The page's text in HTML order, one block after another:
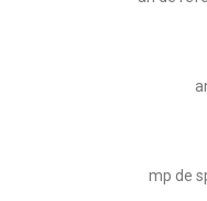
mp de